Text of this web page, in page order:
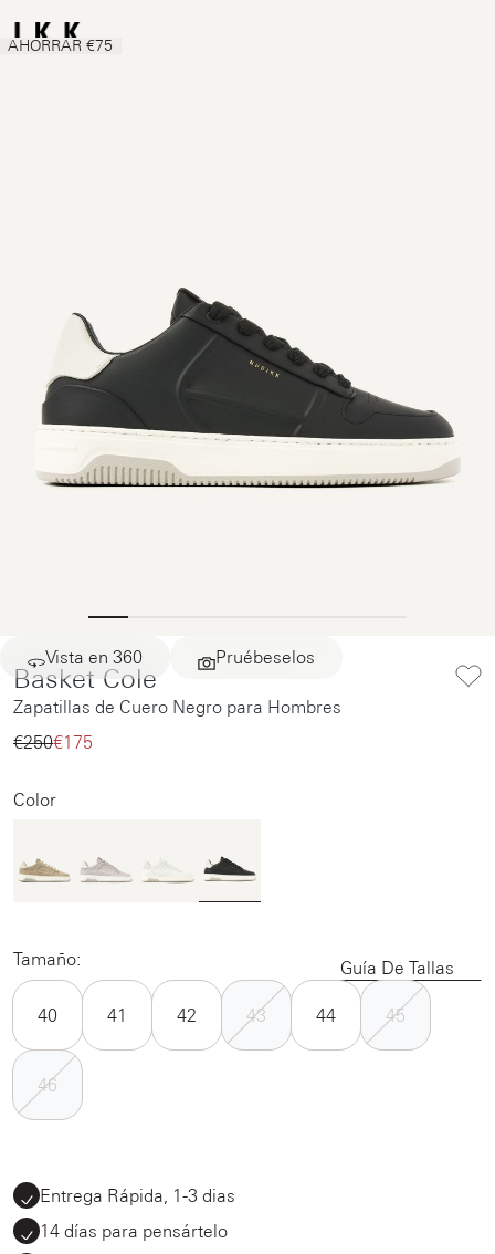
Vista en 360 Pruébeselos
AHORRAR €75
Basket Cole
Zapatillas de Cuero Negro para Hombres
€250‌€175‌
Color
Tamaño: Guía De Tallas
40 41 42 43 44 45
46
Entrega Rápida, 1-3 dias
14 días para pensártelo